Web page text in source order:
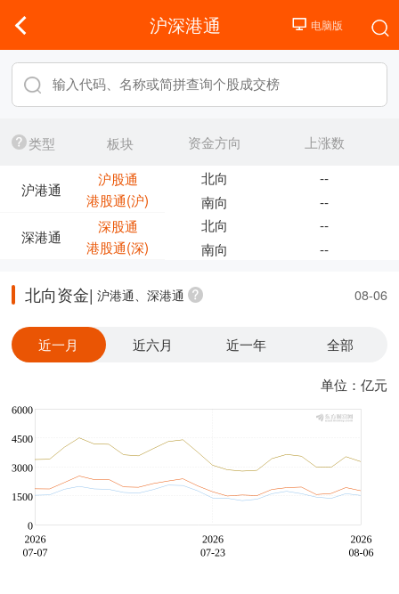
沪深港通
类型 板块
沪港通
沪股通
港股通(沪)
深港通
深股通
港股通(深)
资金方向
上涨数
北向
--
南向
--
北向
--
南向
--
北向资金| 沪港通、深港通 08-06
近一月 近六月 近一年 全部
单位：亿元